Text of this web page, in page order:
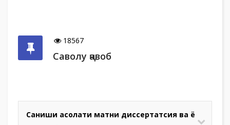
18567
Саволу ҷавоб
Санҷиши асолати матни диссертатсия ва ё